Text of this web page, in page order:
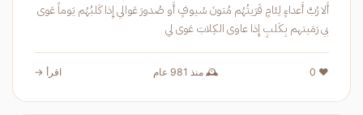
أَلا رُبَّ أَعداءٍ لِئامٍ قَرَيتُهُم مُتونَ سُيوفٍ أَو صُدورَ عَوالي إِذا كَلبُهُم يَوماً عَوى
بي رَمَيتهم بِكَلبٍ إِذا عاوى الكِلابَ عَوى لي
❤️ 0 🕰️ منذ 981 عام اقرأ →